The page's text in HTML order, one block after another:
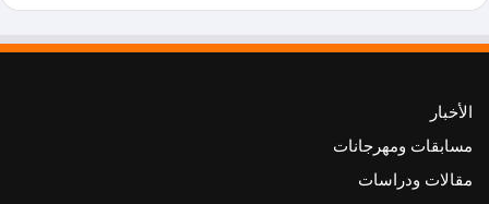
الأخبار
مسابقات ومهرجانات
مقالات ودراسات